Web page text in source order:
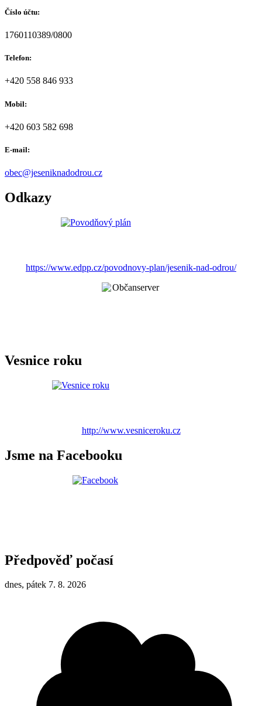
Číslo účtu:
1760110389/0800
Telefon:
+420 558 846 933
Mobil:
+420 603 582 698
E-mail:
obec@jeseniknadodrou.cz
Odkazy
https://www.edpp.cz/povodnovy-plan/jesenik-nad-odrou/
Vesnice roku
http://www.vesniceroku.cz
Jsme na Facebooku
Předpověď počasí
dnes, pátek 7. 8. 2026